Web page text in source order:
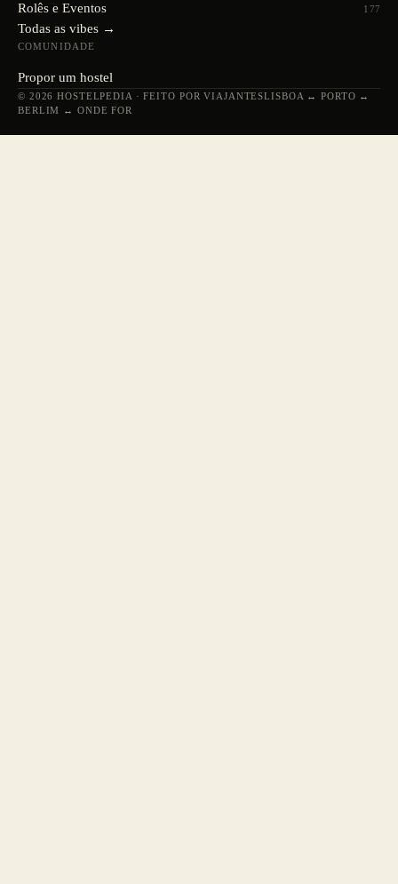
Rolês e Eventos 177
Todas as vibes →
COMUNIDADE
Propor um hostel
© 2026 HOSTELPEDIA · FEITO POR VIAJANTESLISBOA ↔ PORTO ↔
BERLIM ↔ ONDE FOR